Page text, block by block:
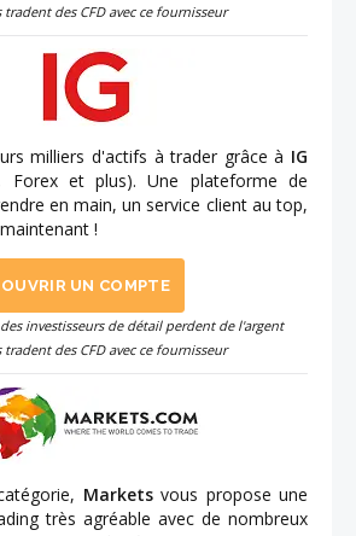
des CFD avec ce fournisseur
milliers d'actifs à trader grâce à IG
Forex et plus). Une plateforme de
en main, un service client au top,
!
OUVRIR UN COMPTE
investisseurs de détail perdent de l'argent
des CFD avec ce fournisseur
Marketsvous propose une
très agréable avec de nombreux